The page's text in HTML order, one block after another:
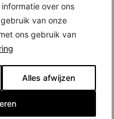
over ons
van onze
ons gebruik van
Alles afwijzen